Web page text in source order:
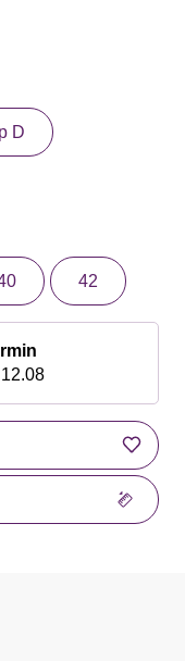
D
42